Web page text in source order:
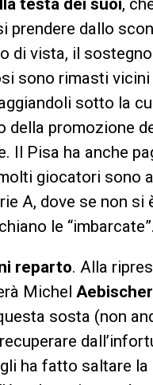
prendere dallo
di vista, il
sono rimasti vicini
sotto la
della promozione
Il Pisa ha anche
giocatori sono
A, dove se non si
le “imbarcate”.
reparto. Alla
Michel Aebischer
sosta (non
ha fatto saltare la